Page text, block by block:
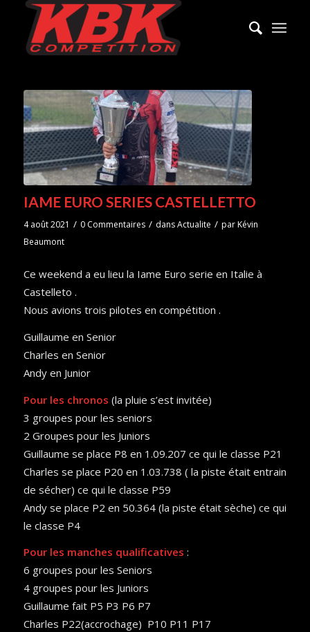
IAME EURO SERIES CASTELLETTO
4 août 2021 / 0 Commentaires / dansActualite / parKévin
Beaumont
Ce weekend a eu lieu la Iame Euro serie en Italie à
Castelleto .
Nous avions trois pilotes en compétition .
Guillaume en Senior
Charles en Senior
Andy en Junior
Pour les chronos (la pluie s’est invitée)
3 groupes pour les seniors
2 Groupes pour les Juniors
Guillaume se place P8 en 1.09.207 ce qui le classe P21
Charles se place P20 en 1.03.738 ( la piste était entrain
de sécher) ce qui le classe P59
Andy se place P2 en 50.364 (la piste était sèche) ce qui
le classe P4
Pour les manches qualificatives :
6 groupes pour les Seniors
4 groupes pour les Juniors
Guillaume fait P5 P3 P6 P7
Charles P22(accrochage) P10 P11 P17